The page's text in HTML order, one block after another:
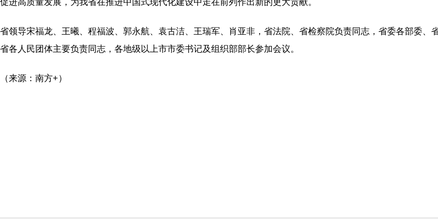
促进高质量发展，为我省在推进中国式现代化建设中走在前列作出新的更大贡献。
省领导宋福龙、王曦、程福波、郭永航、袁古洁、王瑞军、肖亚非，省法院、省检察院负责同志，省委各部委、
省各人民团体主要负责同志，各地级以上市市委书记及组织部部长参加会议。
（来源：南方+）